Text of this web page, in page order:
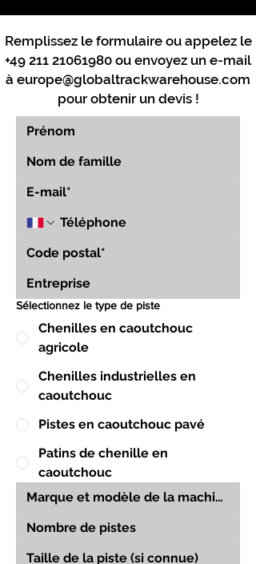
Remplissez le formulaire ou appelez le
+49 211 21061980 ou envoyez un e-mail
à europe@globaltrackwarehouse.com
pour obtenir un devis !
Sélectionnez le type de piste
Chenilles en caoutchouc
agricole
Chenilles industrielles en
caoutchouc
Pistes en caoutchouc pavé
Patins de chenille en
caoutchouc